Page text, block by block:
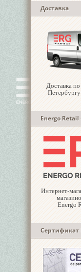
Доставка
Доставка
Energo Retail
Интернет-
Energo
Сертификат